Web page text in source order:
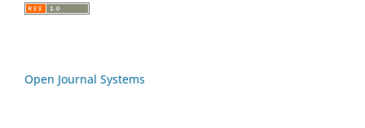
Open Journal Systems